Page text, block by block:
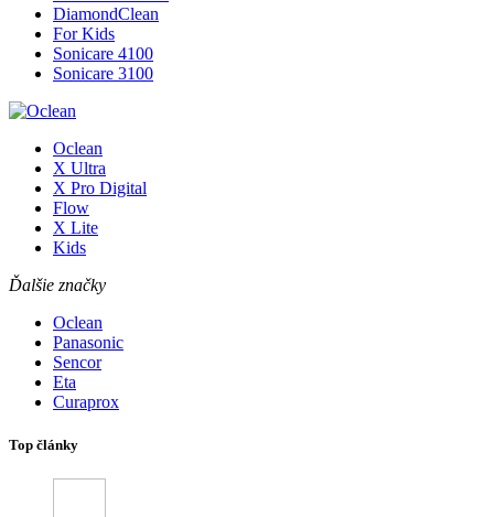
DiamondClean
For Kids
Sonicare 4100
Sonicare 3100
Oclean
X Ultra
X Pro Digital
Flow
X Lite
Kids
Ďalšie značky
Oclean
Panasonic
Sencor
Eta
Curaprox
Top články